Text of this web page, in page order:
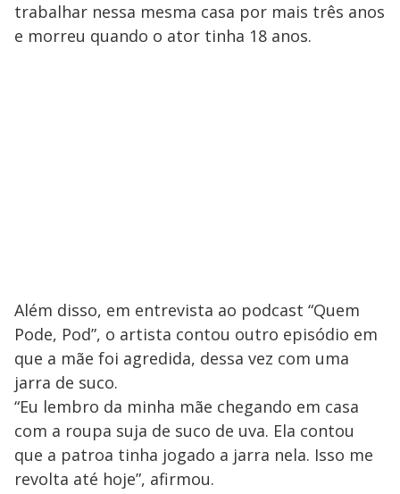
trabalhar nessa mesma casa por mais três anos
e morreu quando o ator tinha 18 anos.
Além disso, em entrevista ao podcast “Quem
Pode, Pod”, o artista contou outro episódio em
que a mãe foi agredida, dessa vez com uma
jarra de suco.
“Eu lembro da minha mãe chegando em casa
com a roupa suja de suco de uva. Ela contou
que a patroa tinha jogado a jarra nela. Isso me
revolta até hoje”, afirmou.